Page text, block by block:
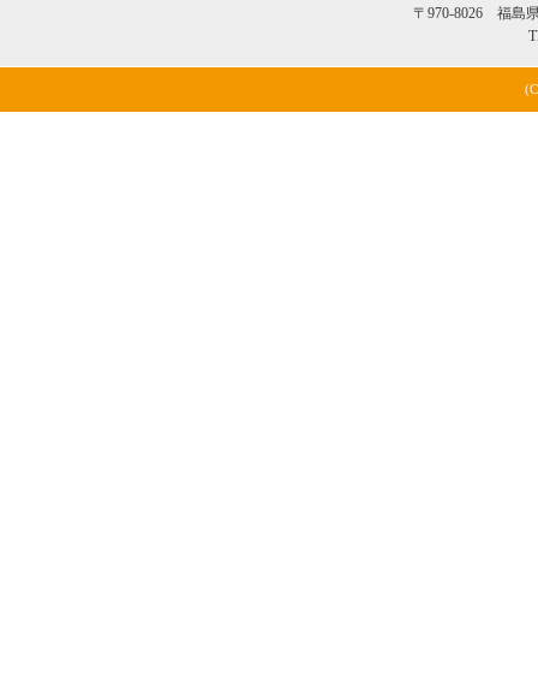
〒970-8026 福島